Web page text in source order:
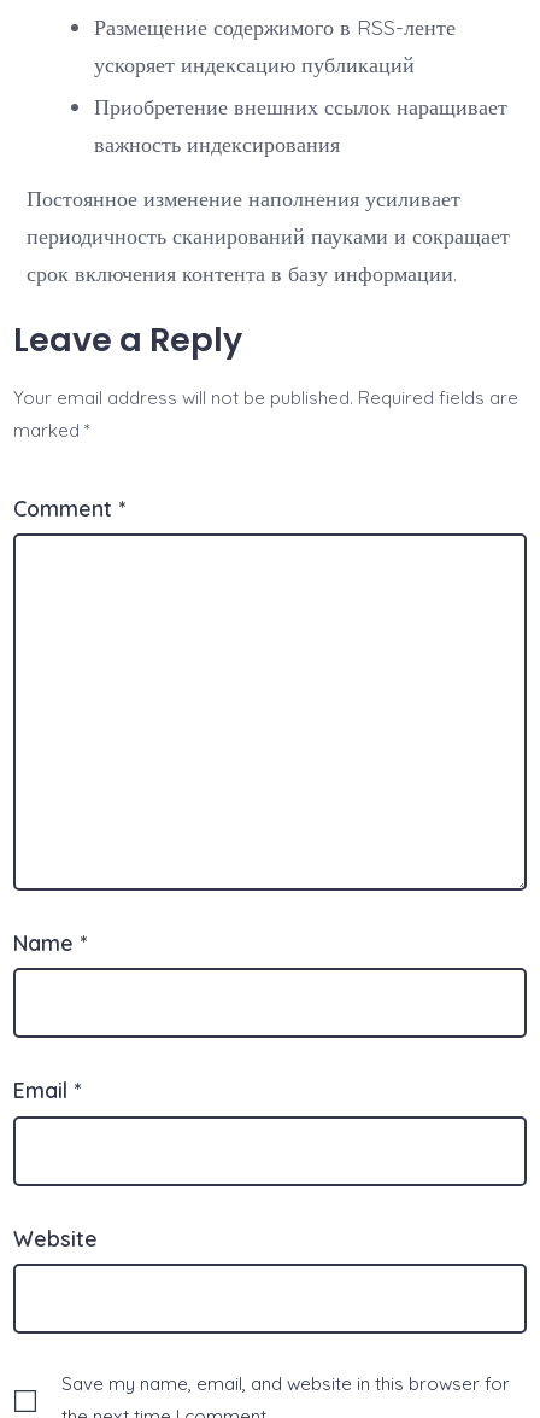
Размещение содержимого в RSS-ленте
ускоряет индексацию публикаций
Приобретение внешних ссылок наращивает
важность индексирования
Постоянное изменение наполнения усиливает
периодичность сканирований пауками и сокращает
срок включения контента в базу информации.
Leave a Reply
Your email address will not be published. Required fields are
marked*
Comment *
Name *
Email *
Website
Save my name, email, and website in this browser for